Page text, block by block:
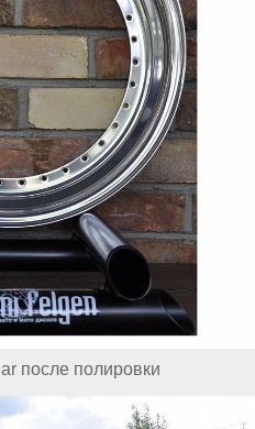
после полировки